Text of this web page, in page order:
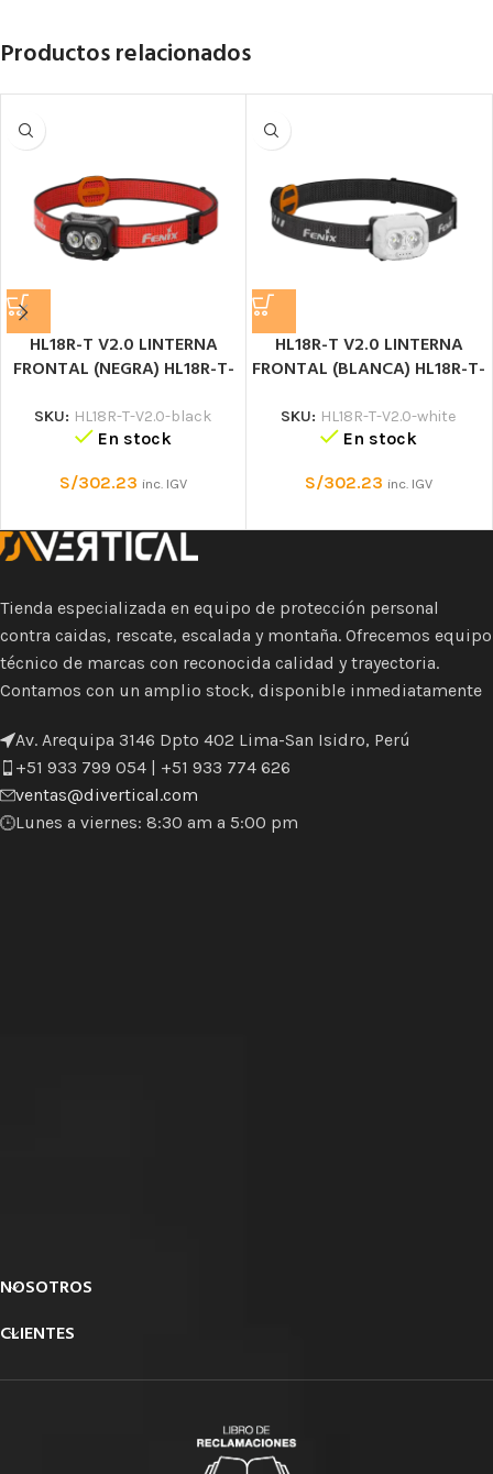
Productos relacionados
HL18R-T V2.0 LINTERNA
FRONTAL (NEGRA) HL18R-T-
seguridad
SKU: HL18R-T-V2.0-black
En stock
S/302.23 inc. IGV
HL18R-T V2.0 LINTERNA
FRONTAL (BLANCA) HL18R-T-
seguridad
SKU: HL18R-T-V2.0-white
En stock
S/302.23 inc. IGV
Tienda especializada en equipo de protección personal
contra caidas, rescate, escalada y montaña. Ofrecemos equipo
técnico de marcas con reconocida calidad y trayectoria.
Contamos con un amplio stock, disponible inmediatamente
Av. Arequipa 3146 Dpto 402 Lima-San Isidro, Perú
+51 933 799 054 | +51 933 774 626
ventas@divertical.com
Lunes a viernes: 8:30 am a 5:00 pm
NOSOTROS
CLIENTES